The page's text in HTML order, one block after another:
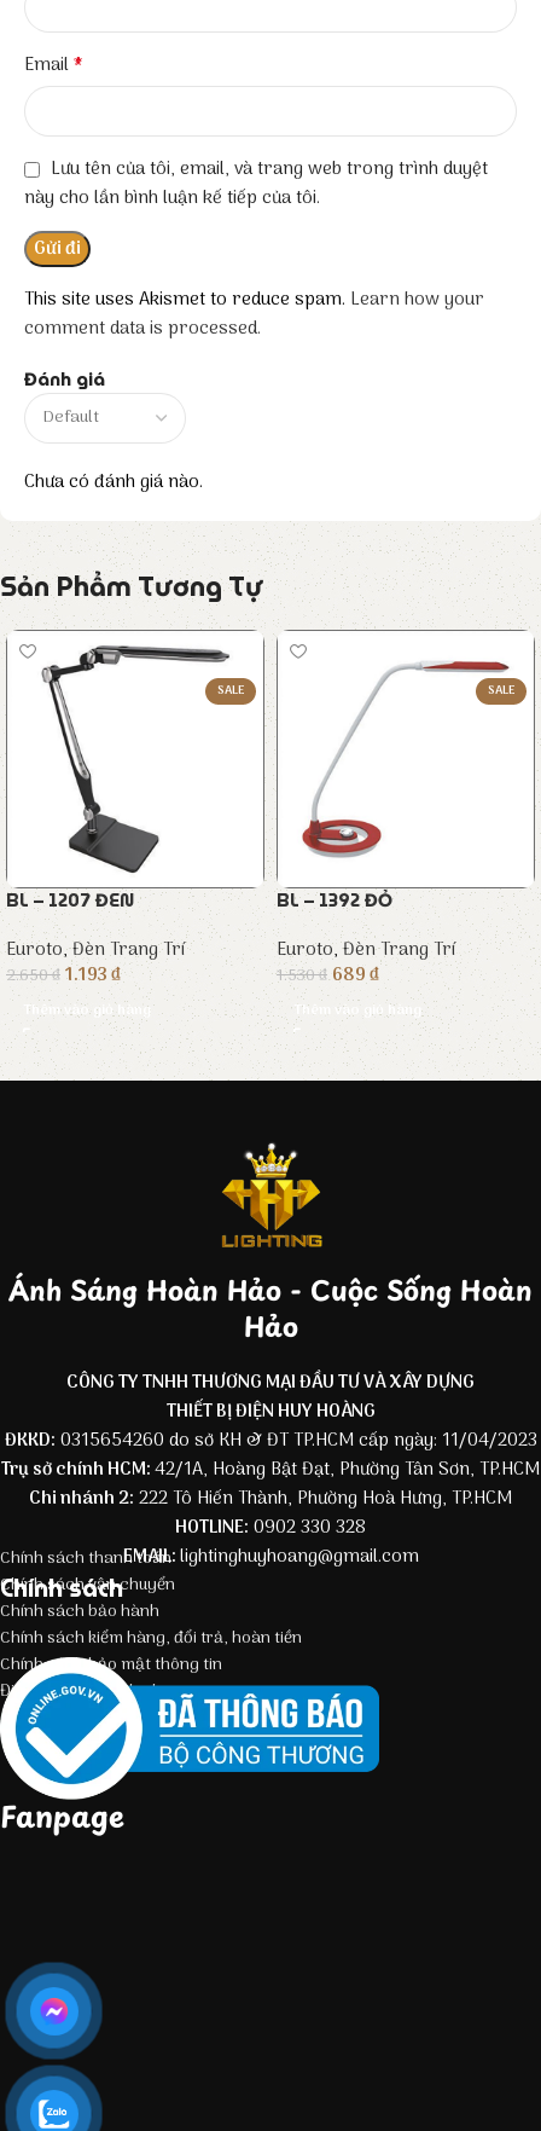
Đánh giá
Chưa có đánh giá nào.
Email*
Lưu tên của tôi, email, và trang web trong trình duyệt
này cho lần bình luận kế tiếp của tôi.
This site uses Akismet to reduce spam. Learn how your
comment data is processed.
Sản Phẩm Tương Tự
SALE
BL – 1207 ĐEN
Euroto,Đèn Trang Trí
2.650₫1.193₫
Thêm vào giỏ hàng
SALE
BL – 1392 ĐỎ
Euroto,Đèn Trang Trí
1.530₫ 689₫
Thêm vào giỏ hàng
Ánh Sáng Hoàn Hảo - Cuộc Sống Hoàn
Hảo
CÔNG TY TNHH THƯƠNG MẠI ĐẦU TƯ VÀ XÂY DỰNG
THIẾT BỊ ĐIỆN HUY HOÀNG
ĐKKD: 0315654260 do sở KH & ĐT TP.HCM cấp ngày: 11/04/2023
Trụ sở chính HCM:42/1A, Hoàng Bật Đạt, Phường Tân Sơn, TP.HCM
Chi nhánh 2: 222 Tô Hiến Thành, Phường Hoà Hưng, TP.HCM
HOTLINE: 0902 330 328
EMAIL:lightinghuyhoang@gmail.com
Chính sách
Chính sách thanh toán
Chính sách vận chuyển
Chính sách bảo hành
Chính sách kiểm hàng, đổi trả, hoàn tiền
Chính sách bảo mật thông tin
Điều kiện giao dịch chung
Fanpage